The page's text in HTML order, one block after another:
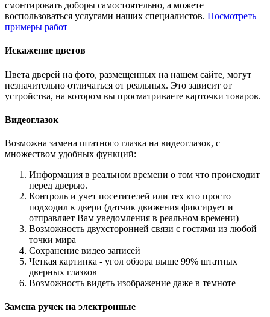
смонтировать доборы самостоятельно, а можете
воспользоваться услугами наших специалистов. Посмотреть
примеры работ
Искажение цветов
Цвета дверей на фото, размещенных на нашем сайте, могут
незначительно отличаться от реальных. Это зависит от
устройства, на котором вы просматриваете карточки товаров.
Видеоглазок
Возможна замена штатного глазка на видеоглазок, с
множеством удобных функций:
Информация в реальном времени о том что происходит
перед дверью.
Контроль и учет посетителей или тех кто просто
подходил к двери (датчик движения фиксирует и
отправляет Вам уведомления в реальном времени)
Возможность двухсторонней связи с гостями из любой
точки мира
Сохранение видео записей
Четкая картинка - угол обзора выше 99% штатных
дверных глазков
Возможность видеть изображение даже в темноте
Замена ручек на электронные